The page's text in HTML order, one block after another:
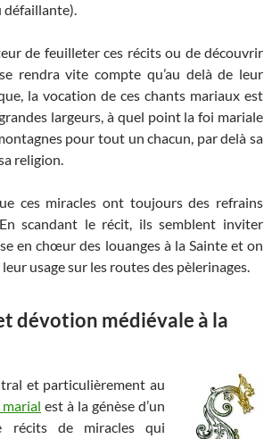
défaillante).
de feuilleter ces récits ou de découvrir
rendra vite compte qu’au delà de leur
la vocation de ces chants mariaux est
largeurs, à quel point la foi mariale
pour tout un chacun, par delà sa
religion.
ces miracles ont toujours des refrains
scandant le récit, ils semblent inviter
en chœur des louanges à la Sainte et on
usage sur les routes des pèlerinages.
dévotion médiévale à la
et particulièrement au
est à la génèse d’un
récits de miracles qui